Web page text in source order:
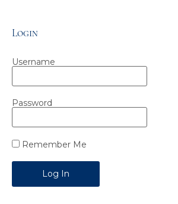
Login
Username
Password
Remember Me